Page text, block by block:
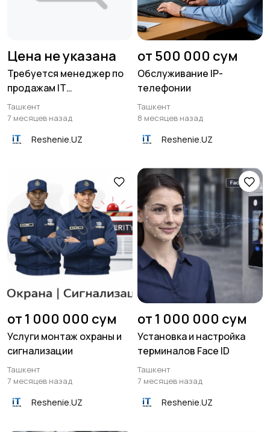
Цена не указана
Требуется менеджер по
продажам IT
оборудования
Ташкент
7 месяцев назад
Reshenie.UZ
от 500 000 сум
Обслуживание IP-
телефонии
Ташкент
8 месяцев назад
Reshenie.UZ
от 1 000 000 сум
Услуги монтаж охраны и
сигнализации
Ташкент
7 месяцев назад
Reshenie.UZ
от 1 000 000 сум
Установка и настройка
терминалов Face ID
Ташкент
7 месяцев назад
Reshenie.UZ